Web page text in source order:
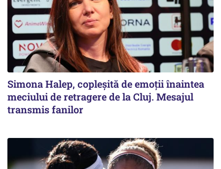
Simona Halep, copleșită de emoții înaintea
meciului de retragere de la Cluj. Mesajul
transmis fanilor